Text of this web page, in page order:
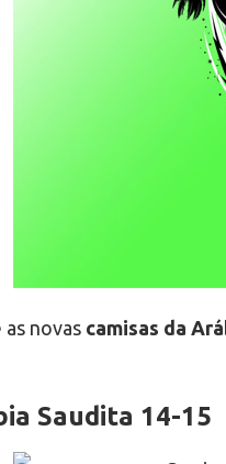
novas camisas da
Saudita 14-15